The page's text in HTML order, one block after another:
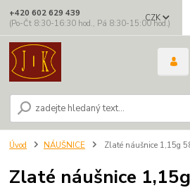
CZK
+420 602 629 439
(Po-Čt 8:30-16:30 hod., Pá 8:30-15:00 hod.)
Úvod NÁUŠNICE Zlaté náušnice 1,15g
Zlaté náušnice